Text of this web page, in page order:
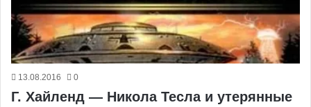
13.08.2016 0
Г. Хайленд — Никола Тесла и утерянные